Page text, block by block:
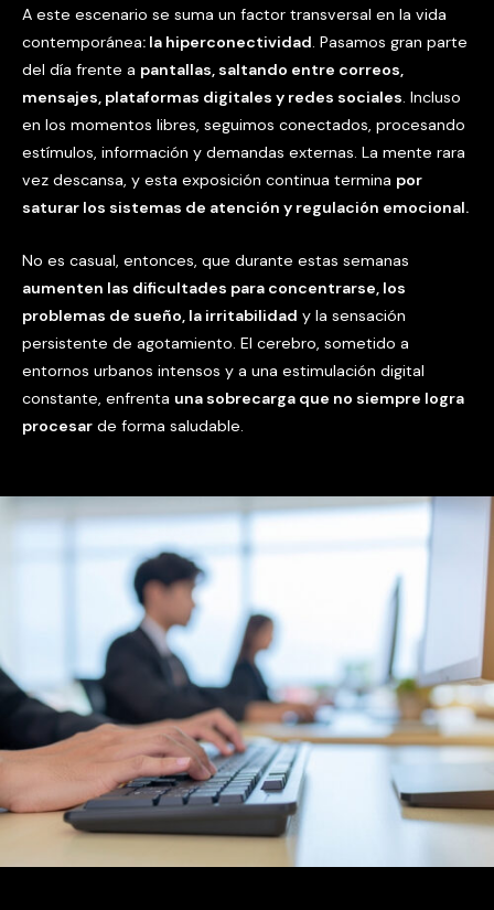
A este escenario se suma un factor transversal en la vida
contemporánea: la hiperconectividad. Pasamos gran parte
del día frente a pantallas, saltando entre correos,
mensajes, plataformas digitales y redes sociales. Incluso
en los momentos libres, seguimos conectados, procesando
estímulos, información y demandas externas. La mente rara
vez descansa, y esta exposición continua termina por
saturar los sistemas de atención y regulación emocional.
No es casual, entonces, que durante estas semanas
aumenten las dificultades para concentrarse, los
problemas de sueño, la irritabilidad y la sensación
persistente de agotamiento. El cerebro, sometido a
entornos urbanos intensos y a una estimulación digital
constante, enfrenta una sobrecarga que no siempre logra
procesar de forma saludable.